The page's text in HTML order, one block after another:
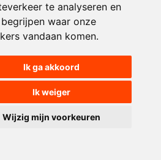
te analyseren en
waar onze
vandaan komen.
Ik ga akkoord
Ik weiger
Wijzig mijn voorkeuren
en Paul Severs
2007